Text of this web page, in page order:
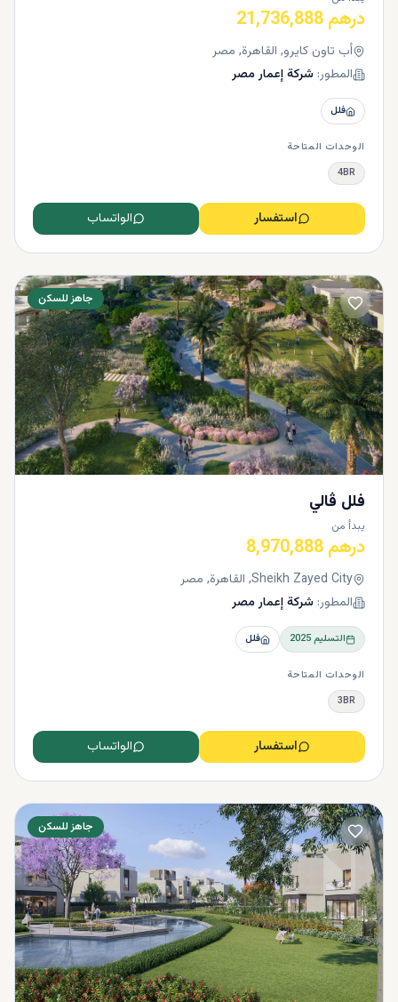
درهم 21,736,888
أب تاون كايرو, القاهرة, مصر
المطور: شركة إعمار مصر
فلل
الوحدات المتاحة
4BR
استفسار الواتساب
جاهز للسكن
فلل ڤالي
يبدأ من
درهم 8,970,888
Sheikh Zayed City, القاهرة, مصر
المطور: شركة إعمار مصر
التسليم2025 فلل
الوحدات المتاحة
3BR
استفسار الواتساب
جاهز للسكن